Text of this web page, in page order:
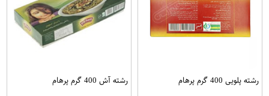
رشته پلویی 400 گرم پرهام رشته آش 400 گرم پرهام